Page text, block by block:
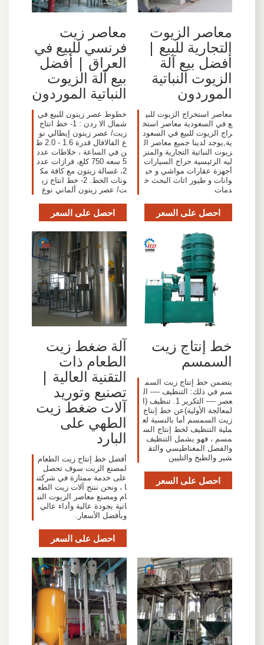
معاصر الزيوت
التجارية للبيع |
أفضل بيع آلة
الزيوت النباتية
الموردون
معاصر استخراج الزيوت للبي
ع في السعودية معاصر استخ
راج الزيوت للبيع في السعود
ية,يوجد لدينا جميع معاصر ال
زيوت النباتية التجارية والمنز
ليه الرئيسية حراج السيارات
أجهزة عقارات مواشي و حي
وانات و طيور اثاث البحث خ
دمات
احصل على السعر
معاصر زيت
فرنسي للبيع في
العراق | أفضل
بيع آلة الزيوت
النباتية الموردون
خطوط عصر زيتون للبيع في
شمال الا ردن : 1- خط انتاج
زيت/ عصر زيتون إيطالي نو
ع الفالافال قدرة 1.6 - 2.0 ط
ن في الساعة ، خلاطات عدد
5 سعه 750 كلغ، فرازات عدد
2، غسالة زيتون مع كافة مك
ونات الخط. 2- خط انتاج زي
ت/ عصر زيتون ألماني نوع
احصل على السعر
خط إنتاج زيت
السمسم
يتضمن خط إنتاج زيت السم
سم في ذلك: التنظيف ---- ال
عصر ---- التكرير 1. تنظيف (ا
لمعالجة الأولية)عن خط إنتاج
زيت السمسم أما بالنسبة لع
ملية التنظيف لخط إنتاج الس
مسم ، فهو يشمل التنظيف
والفصل المغناطيسي والتق
شير والطبخ والتليين
احصل على السعر
آلة ضغط زيت
الطعام ذات
التقنية العالية |
تصنيع وتوريد
آلات ضغط زيت
الطهي على
البارد
أفضل خط إنتاج زيت الطعام
لمصنع الزيت سوف تحصل
على خدمة ممتازة في شركتن
ا ، ونحن ننتج آلات زيت الطع
ام ومصنع معاصر الزيوت النب
اتية بجودة عالية وأداء عالي
وبأفضل الأسعار.
احصل على السعر